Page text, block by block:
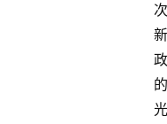
次
新
政
的
光